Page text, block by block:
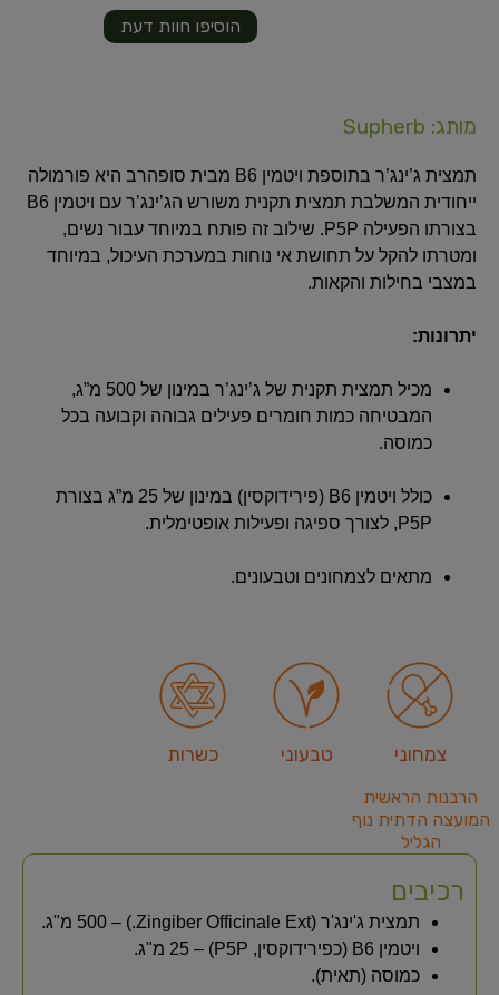
הוסיפו חוות דעת
מותג: Supherb
תמצית ג’ינג’ר בתוספת ויטמין B6 מבית סופהרב היא פורמולה
ייחודית המשלבת תמצית תקנית משורש הג’ינג’ר עם ויטמין B6
בצורתו הפעילה P5P.
שילוב זה פותח במיוחד עבור נשים,
ומטרתו להקל על תחושת אי נוחות במערכת העיכול, במיוחד
במצבי בחילות והקאות.
יתרונות:
מכיל תמצית תקנית של ג’ינג’ר במינון של 500 מ”ג,
המבטיחה כמות חומרים פעילים גבוהה וקבועה בכל
כמוסה.
כולל ויטמין B6 (פירידוקסין) במינון של 25 מ”ג בצורת
P5P, לצורך ספיגה ופעילות אופטימלית.
מתאים לצמחונים וטבעונים.
צמחוני טבעוני כשרות
הרבנות הראשית
המועצה הדתית נוף
הגליל
רכיבים
תמצית ג'ינג'ר (Zingiber Officinale Ext.) – 500 מ"ג.
ויטמין B6 (כפירידוקסין, P5P) – 25 מ"ג.
כמוסה (תאית).